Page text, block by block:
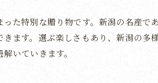
た特別な贈り物です。新潟の名産で
ます。選ぶ楽しさもあり、新潟の多
いていきます。